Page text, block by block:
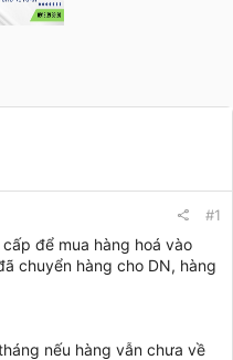
#1
để mua hàng hoá vào
chuyển hàng cho DN, hàng
nếu hàng vẫn chưa về